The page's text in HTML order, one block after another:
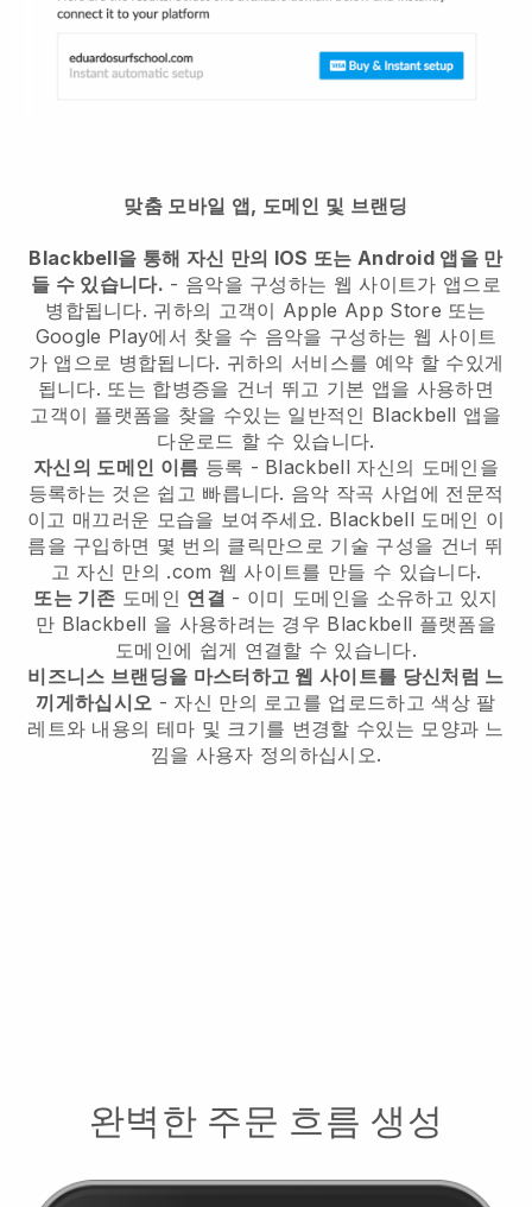
맞춤 모바일 앱, 도메인 및 브랜딩
Blackbell을 통해 자신 만의 IOS 또는 Android 앱을 만
들 수 있습니다. - 음악을 구성하는 웹 사이트가 앱으로
병합됩니다. 귀하의 고객이 Apple App Store 또는
Google Play에서 찾을 수 음악을 구성하는 웹 사이트
가 앱으로 병합됩니다. 귀하의 서비스를 예약 할 수있게
됩니다. 또는 합병증을 건너 뛰고 기본 앱을 사용하면
고객이 플랫폼을 찾을 수있는 일반적인 Blackbell 앱을
다운로드 할 수 있습니다.
자신의 도메인 이름 등록 - Blackbell 자신의 도메인을
등록하는 것은 쉽고 빠릅니다. 음악 작곡 사업에 전문적
이고 매끄러운 모습을 보여주세요. Blackbell 도메인 이
름을 구입하면 몇 번의 클릭만으로 기술 구성을 건너 뛰
고 자신 만의 .com 웹 사이트를 만들 수 있습니다.
또는 기존 도메인 연결 - 이미 도메인을 소유하고 있지
만 Blackbell 을 사용하려는 경우 Blackbell 플랫폼을
도메인에 쉽게 연결할 수 있습니다.
비즈니스 브랜딩을 마스터하고 웹 사이트를 당신처럼 느
끼게하십시오 - 자신 만의 로고를 업로드하고 색상 팔
레트와 내용의 테마 및 크기를 변경할 수있는 모양과 느
낌을 사용자 정의하십시오.
완벽한 주문 흐름 생성